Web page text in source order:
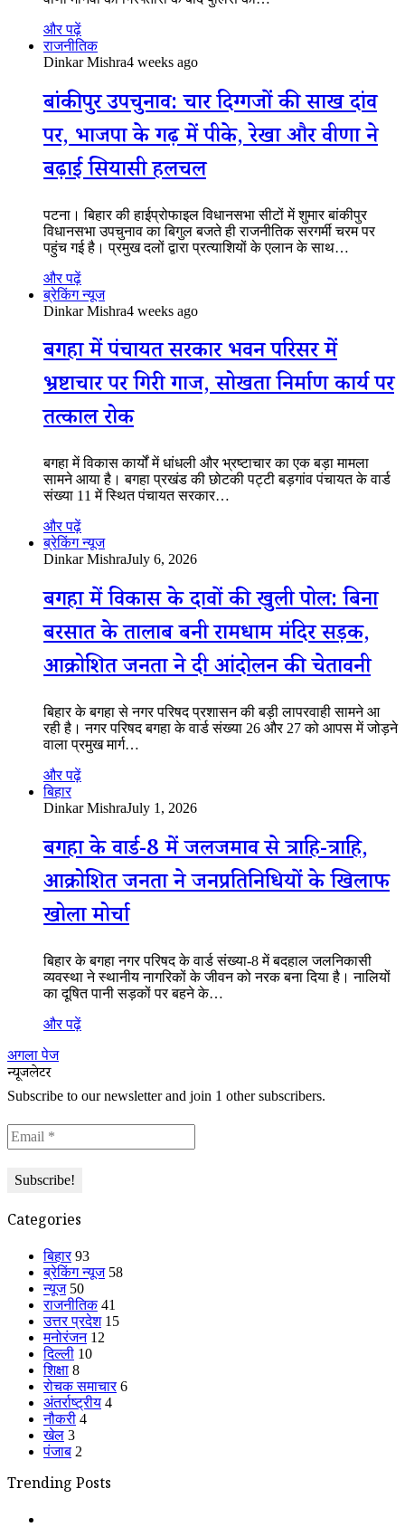
और पढ़ें
राजनीतिक
Dinkar Mishra4 weeks ago
बांकीपुर उपचुनाव: चार दिग्गजों की साख दांव
पर, भाजपा के गढ़ में पीके, रेखा और वीणा ने
बढ़ाई सियासी हलचल
पटना। बिहार की हाईप्रोफाइल विधानसभा सीटों में शुमार बांकीपुर
विधानसभा उपचुनाव का बिगुल बजते ही राजनीतिक सरगर्मी चरम पर
पहुंच गई है। प्रमुख दलों द्वारा प्रत्याशियों के एलान के साथ…
और पढ़ें
ब्रेकिंग न्यूज
Dinkar Mishra4 weeks ago
बगहा में पंचायत सरकार भवन परिसर में
भ्रष्टाचार पर गिरी गाज, सोखता निर्माण कार्य पर
तत्काल रोक
बगहा में विकास कार्यों में धांधली और भ्रष्टाचार का एक बड़ा मामला
सामने आया है। बगहा प्रखंड की छोटकी पट्टी बड़गांव पंचायत के वार्ड
संख्या 11 में स्थित पंचायत सरकार…
और पढ़ें
ब्रेकिंग न्यूज
Dinkar MishraJuly 6, 2026
बगहा में विकास के दावों की खुली पोल: बिना
बरसात के तालाब बनी रामधाम मंदिर सड़क,
आक्रोशित जनता ने दी आंदोलन की चेतावनी
बिहार के बगहा से नगर परिषद प्रशासन की बड़ी लापरवाही सामने आ
रही है। नगर परिषद बगहा के वार्ड संख्या 26 और 27 को आपस में जोड़ने
वाला प्रमुख मार्ग…
और पढ़ें
बिहार
Dinkar MishraJuly 1, 2026
बगहा के वार्ड-8 में जलजमाव से त्राहि-त्राहि,
आक्रोशित जनता ने जनप्रतिनिधियों के खिलाफ
खोला मोर्चा
बिहार के बगहा नगर परिषद के वार्ड संख्या-8 में बदहाल जलनिकासी
व्यवस्था ने स्थानीय नागरिकों के जीवन को नरक बना दिया है। नालियों
का दूषित पानी सड़कों पर बहने के…
और पढ़ें
अगला पेज
न्यूजलेटर
Subscribe to our newsletter and join 1 other subscribers.
Categories
बिहार 93
ब्रेकिंग न्यूज 58
न्यूज 50
राजनीतिक 41
उत्तर प्रदेश 15
मनोरंजन 12
दिल्ली 10
शिक्षा 8
रोचक समाचार 6
अंतर्राष्ट्रीय 4
नौकरी 4
खेल 3
पंजाब 2
Trending Posts